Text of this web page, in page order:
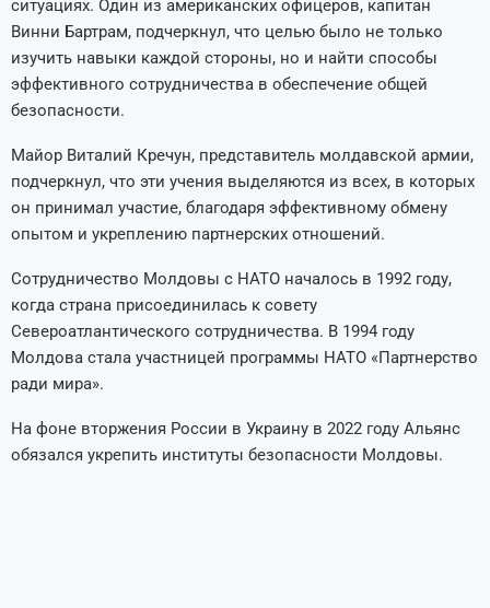
ситуациях. Один из американских офицеров, капитан
Винни Бартрам, подчеркнул, что целью было не только
изучить навыки каждой стороны, но и найти способы
эффективного сотрудничества в обеспечение общей
безопасности.
Майор Виталий Кречун, представитель молдавской армии,
подчеркнул, что эти учения выделяются из всех, в которых
он принимал участие, благодаря эффективному обмену
опытом и укреплению партнерских отношений.
Сотрудничество Молдовы с НАТО началось в 1992 году,
когда страна присоединилась к совету
Североатлантического сотрудничества. В 1994 году
Молдова стала участницей программы НАТО «Партнерство
ради мира».
На фоне вторжения России в Украину в 2022 году Альянс
обязался укрепить институты безопасности Молдовы.